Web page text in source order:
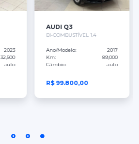
2023
32,500
auto
AUDI Q3
BI-COMBUSTÍVEL 1.4
Ano/Modelo:
2017
Km:
89,000
Câmbio:
auto
R$ 99.800,00